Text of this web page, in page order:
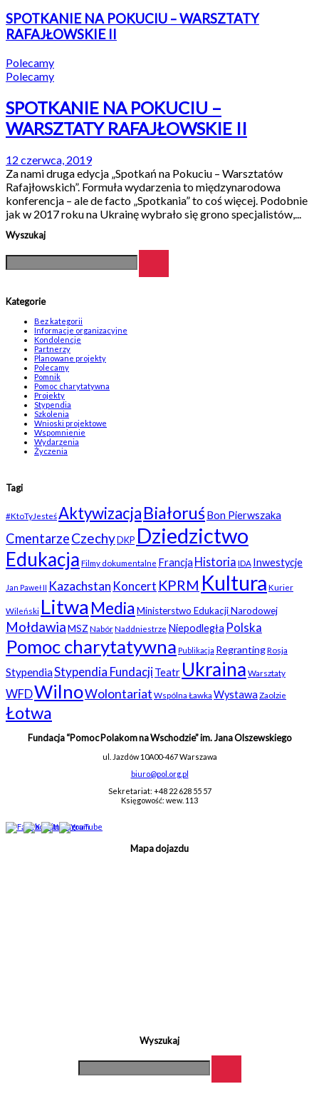
SPOTKANIE NA POKUCIU – WARSZTATY
RAFAJŁOWSKIE II
Polecamy
Polecamy
SPOTKANIE NA POKUCIU –
WARSZTATY RAFAJŁOWSKIE II
12 czerwca, 2019
Za nami druga edycja „Spotkań na Pokuciu – Warsztatów
Rafajłowskich”. Formuła wydarzenia to międzynarodowa
konferencja – ale de facto „Spotkania” to coś więcej. Podobnie
jak w 2017 roku na Ukrainę wybrało się grono specjalistów,...
Wyszukaj
Kategorie
Bez kategorii
Informacje organizacyjne
Kondolencje
Partnerzy
Planowane projekty
Polecamy
Pomnik
Pomoc charytatywna
Projekty
Stypendia
Szkolenia
Wnioski projektowe
Wspomnienie
Wydarzenia
Życzenia
Tagi
#KtoTyJesteśAktywizacjaBiałoruśBon Pierwszaka
CmentarzeCzechyDKP Dziedzictwo
Edukacja Filmy dokumentalne Francja Historia IDA Inwestycje
Jan Paweł II Kazachstan Koncert KPRM Kultura Kurier
Wileński Litwa MediaMinisterstwo Edukacji Narodowej
MołdawiaMSZ NabórNaddniestrze Niepodległa Polska
Pomoc charytatywna Publikacja RegrantingRosja
StypendiaStypendia FundacjiTeatr Ukraina Warsztaty
WFDWilnoWolontariat Wspólna Ławka Wystawa Zaolzie
Łotwa
Fundacja “Pomoc Polakom na Wschodzie” im. Jana Olszewskiego
ul. Jazdów 10A00-467 Warszawa
biuro@pol.org.pl
Sekretariat: +48 22 628 55 57
Księgowość: wew. 113
Mapa dojazdu
Wyszukaj